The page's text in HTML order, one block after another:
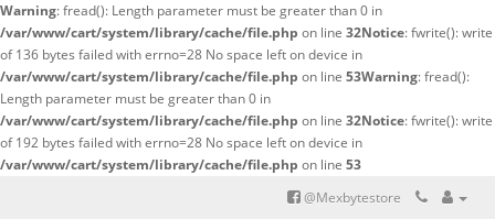
Warning: fread(): Length parameter must be greater than 0 in
/var/www/cart/system/library/cache/file.php on line 32Notice: fwrite(): write
of 136 bytes failed with errno=28 No space left on device in
/var/www/cart/system/library/cache/file.php on line 53Warning: fread():
Length parameter must be greater than 0 in
/var/www/cart/system/library/cache/file.php on line 32Notice: fwrite(): write
of 192 bytes failed with errno=28 No space left on device in
/var/www/cart/system/library/cache/file.php on line 53
@Mexbytestore